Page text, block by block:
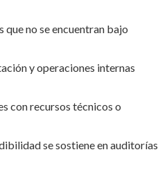
no se encuentran bajo
y operaciones internas
con recursos técnicos o
se sostiene en auditorías